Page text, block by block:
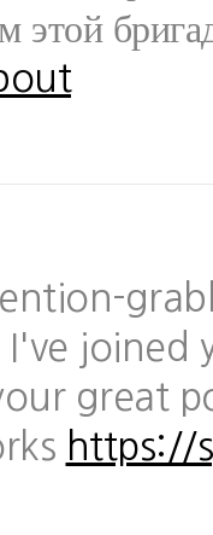
этой
joined
great
https://